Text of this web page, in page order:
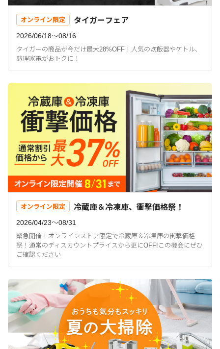
オンライン限定 タイガーフェア
2026/06/18〜08/16
タイガーの商品が今だけ最大28%OFF！人気の炊飯器やケトル、
調理家電がおトクに！
オンライン限定 冷蔵庫＆冷凍庫、衝撃価格祭！
2026/04/23〜08/31
緊急開催！オンラインストア限定で冷蔵庫＆冷凍庫の衝撃価格
祭！通常のディスカウントプライスから更にOFF!この機会にぜひ
ご確認ください